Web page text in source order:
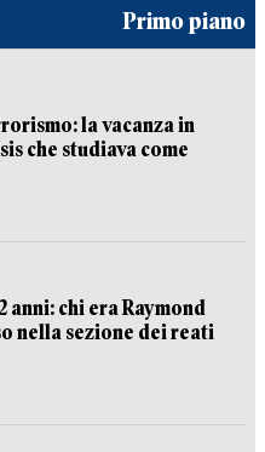
Primo piano
la vacanza in
che studiava come
anni: chi era Raymond
nella sezione dei reati